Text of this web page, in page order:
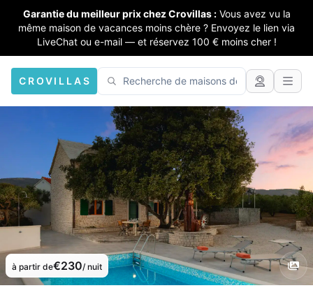
Garantie du meilleur prix chez Crovillas : Vous avez vu la
même maison de vacances moins chère ? Envoyez le lien via
LiveChat ou e-mail — et réservez 100 € moins cher !
CROVILLAS
à partir de€230/ nuit